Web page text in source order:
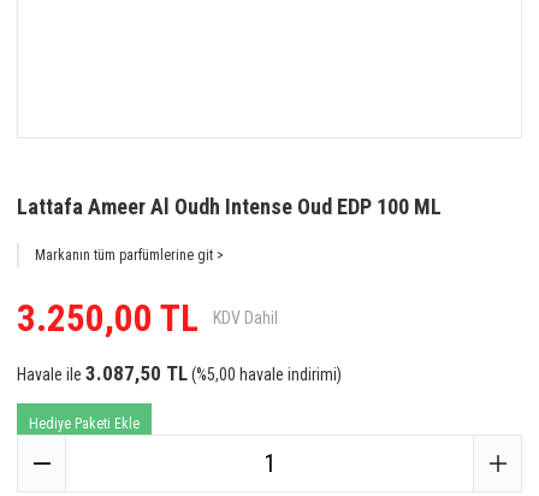
Lattafa Ameer Al Oudh Intense Oud EDP 100 ML
Markanın tüm parfümlerine git >
3.250,00 TL KDV Dahil
Havale ile 3.087,50 TL(%5,00 havale indirimi)
Hediye Paketi Ekle